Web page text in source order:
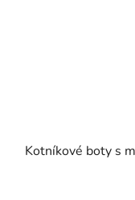
Kotníkové boty s